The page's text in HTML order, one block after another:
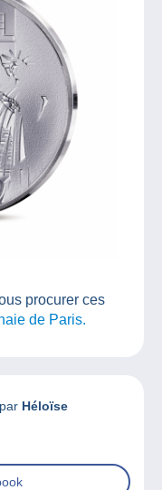
procurer ces
de Paris.
Héloïse